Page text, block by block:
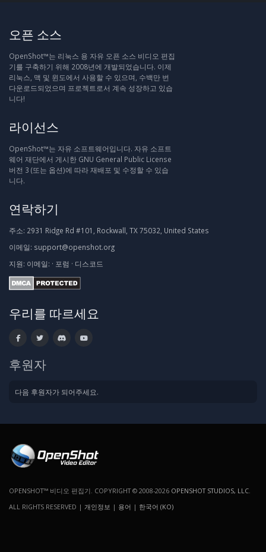
오픈 소스
OpenShot™는 리눅스 용 자유 오픈 소스 비디오 편집
기를 구축하기 위해 2008년에 개발되었습니다. 이제
리눅스, 맥 및 윈도에서 사용할 수 있으며, 수백만 번
다운로드되었으며 프로젝트로서 계속 성장하고 있습
니다!
라이선스
OpenShot™는 자유 소프트웨어입니다. 자유 소프트
웨어 재단에서 게시한 GNU General Public License
버전 3 (또는 옵션)에 따라 재배포 및 수정할 수 있습
니다.
연락하기
주소: 2931 Ridge Rd #101, Rockwall, TX 75032, United States
이메일: support@openshot.org
지원: 이메일: · 포럼 · 디스코드
우리를 따르세요
후원자
다음 후원자가 되어주세요.
OPENSHOT™ 비디오 편집기. COPYRIGHT © 2008-2026 OPENSHOT STUDIOS, LLC
ALL RIGHTS RESERVED | 개인정보 | 용어 | 한국어 (KO)